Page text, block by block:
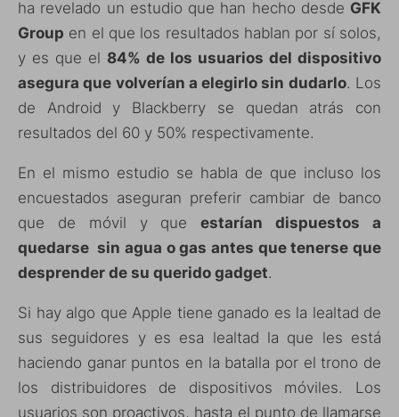
ha revelado un estudio que han hecho desde GFK
Group en el que los resultados hablan por sí solos,
y es que el 84% de los usuarios del dispositivo
asegura que volverían a elegirlo sin dudarlo. Los
de Android y Blackberry se quedan atrás con
resultados del 60 y 50% respectivamente.
En el mismo estudio se habla de que incluso los
encuestados aseguran preferir cambiar de banco
que de móvil y queestarían dispuestos a
quedarse sin agua o gas antes que tenerse que
desprender de su querido gadget.
Si hay algo que Apple tiene ganado es la lealtad de
sus seguidores y es esa lealtad la que les está
haciendo ganar puntos en la batalla por el trono de
los distribuidores de dispositivos móviles. Los
usuarios son proactivos, hasta el punto de llamarse